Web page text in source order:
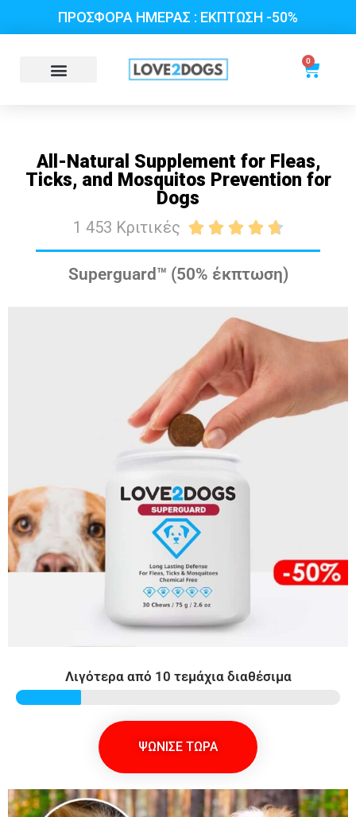
ΠΡΟΣΦΟΡΑ ΗΜΕΡΑΣ : ΕΚΠΤΩΣΗ -50%
0
All-Natural Supplement for Fleas,
Ticks, and Mosquitos Prevention for
Dogs
1 453 Κριτικές     
Superguard™ (50% έκπτωση)
Λιγότερα από 10 τεμάχια διαθέσιμα
ΨΩΝΙΣΕ ΤΩΡΑ